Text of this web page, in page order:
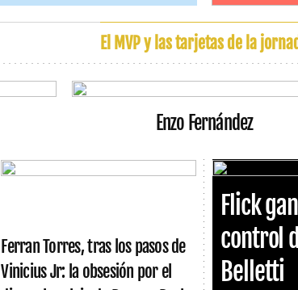
El MVP y las tarjetas de la
Enzo Fernández
Ferran Torres, tras los pasos de
Vinicius Jr: la obsesión por el
Flick
control
Belletti